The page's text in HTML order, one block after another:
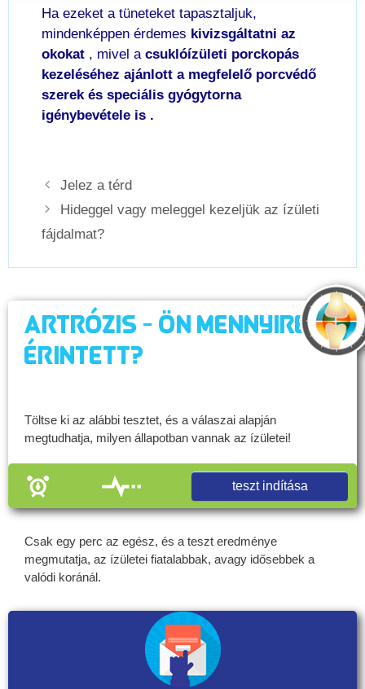
Ha ezeket a tüneteket tapasztaljuk,
mindenképpen érdemes kivizsgáltatni az
okokat , mivel a csuklóízületi porckopás
kezeléséhez ajánlott a megfelelő porcvédő
szerek és speciális gyógytorna
igénybevétele is .
Jelez a térd
Hideggel vagy meleggel kezeljük az ízületi
fájdalmat?
Artrózis - Ön mennyire
érintett?
Töltse ki az alábbi tesztet, és a válaszai alapján
megtudhatja, milyen állapotban vannak az ízületei!
teszt indítása
Csak egy perc az egész, és a teszt eredménye
megmutatja, az ízületei fiatalabbak, avagy idősebbek a
valódi koránál.